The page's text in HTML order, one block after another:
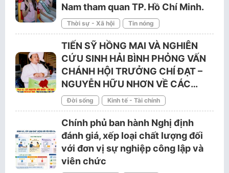
Nam tham quan TP. Hồ Chí Minh.
Thời sự - Xã hội Tin nóng
TIẾN SỸ HỒNG MAI VÀ NGHIÊN
CỨU SINH HẢI BÌNH PHỎNG VẤN
CHÁNH HỘI TRƯỞNG CHÍ ĐẠT –
NGUYỄN HỮU NHƠN VỀ CÁC…
Đời sống Kinh tế - Tài chính
Chính phủ ban hành Nghị định
đánh giá, xếp loại chất lượng đối
với đơn vị sự nghiệp công lập và
viên chức